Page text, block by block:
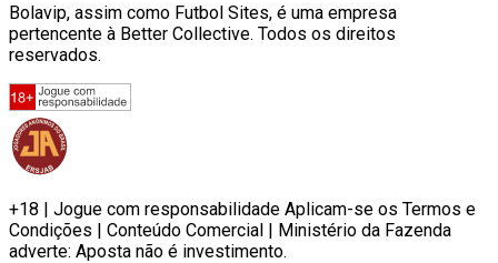
Bolavip, assim como Futbol Sites, é uma empresa
pertencente à Better Collective. Todos os direitos
reservados.
+18 | Jogue com responsabilidade Aplicam-se os Termos e
Condições | Conteúdo Comercial | Ministério da Fazenda
adverte: Aposta não é investimento.